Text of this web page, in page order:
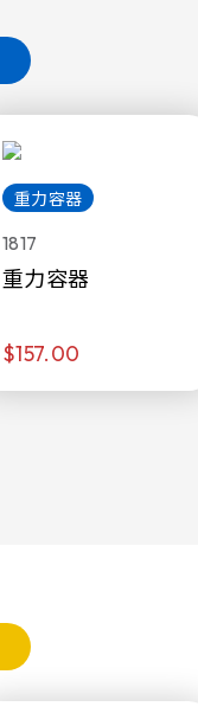
重力容器
1817
重力容器
$157.00